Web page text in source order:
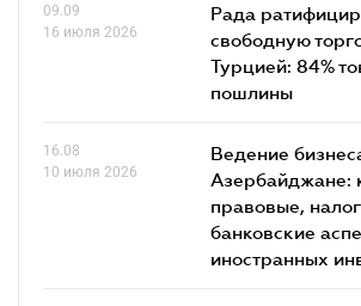
09.09
16 июля 2026
Рада
свободную
Турцией: 84%
пошлины
16.08
10 июля 2026
Ведение
Азербайджане:
правовые,
банковские
иностранных